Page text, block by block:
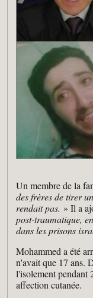
Un membre de la
des frères de tirer
rendait pas. » Il a
post-traumatique,
dans les prisons
Mohammed a été
n'avait que 17 ans.
l'isolement pendant
affection cutanée.